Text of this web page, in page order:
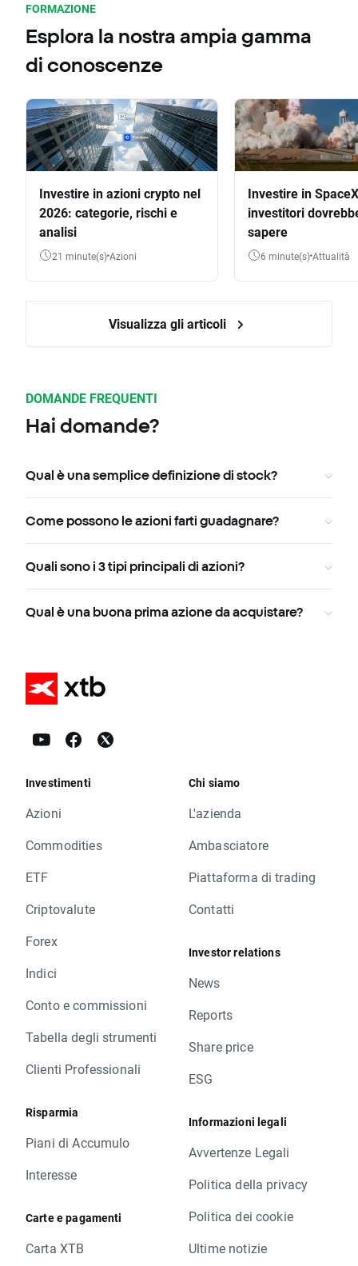
FORMAZIONE
Esplora la nostra ampia gamma
di conoscenze
Investire in azioni crypto nel
2026: categorie, rischi e
analisi
21 minute(s) Azioni
Investire in
investitori
sapere
6 minute(s) Attualità
Visualizza gli articoli
DOMANDE FREQUENTI
Hai domande?
Qual è una semplice definizione di stock?
Come possono le azioni farti guadagnare?
Quali sono i 3 tipi principali di azioni?
Qual è una buona prima azione da acquistare?
Investimenti
Azioni
Commodities
ETF
Criptovalute
Forex
Indici
Conto e commissioni
Tabella degli strumenti
Clienti Professionali
Risparmia
Piani di Accumulo
Interesse
Carte e pagamenti
Carta XTB
Chi siamo
L'azienda
Ambasciatore
Piattaforma di trading
Contatti
Investor relations
News
Reports
Share price
ESG
Informazioni legali
Avvertenze Legali
Politica della privacy
Politica dei cookie
Ultime notizie